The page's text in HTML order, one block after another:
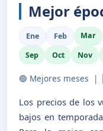
Mejor
Ene Feb Mar
Sep
Oct Nov
🟢 Mejores meses |
Los precios de los
bajos en